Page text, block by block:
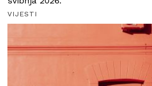
VIJESTI